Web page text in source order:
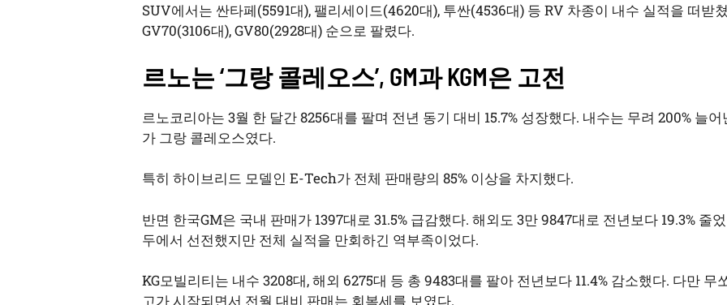
SUV에서는 싼타페(5591대), 팰리세이드(4620대), 투싼(4536대) 등 RV 차종이 내수 실적을 떠받
GV70(3106대), GV80(2928대) 순으로 팔렸다.
르노는 ‘그랑 콜레오스’, GM과 KGM은 고전
르노코리아는 3월 한 달간 8256대를 팔며 전년 동기 대비 15.7% 성장했다. 내수는 무려 200% 늘
가 그랑 콜레오스였다.
특히 하이브리드 모델인 E-Tech가 전체 판매량의 85% 이상을 차지했다.
반면 한국GM은 국내 판매가 1397대로 31.5% 급감했다. 해외도 3만 9847대로 전년보다 19.3% 줄
두에서 선전했지만 전체 실적을 만회하긴 역부족이었다.
KG모빌리티는 내수 3208대, 해외 6275대 등 총 9483대를 팔아 전년보다 11.4% 감소했다. 다만 무
고가 시작되면서 전월 대비 판매는 회복세를 보였다.